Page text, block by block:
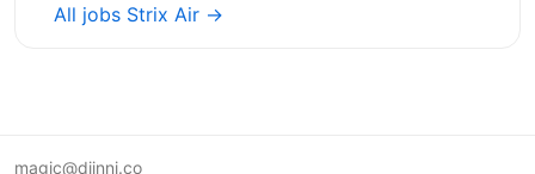
All jobs Strix Air →
magic@djinni.co